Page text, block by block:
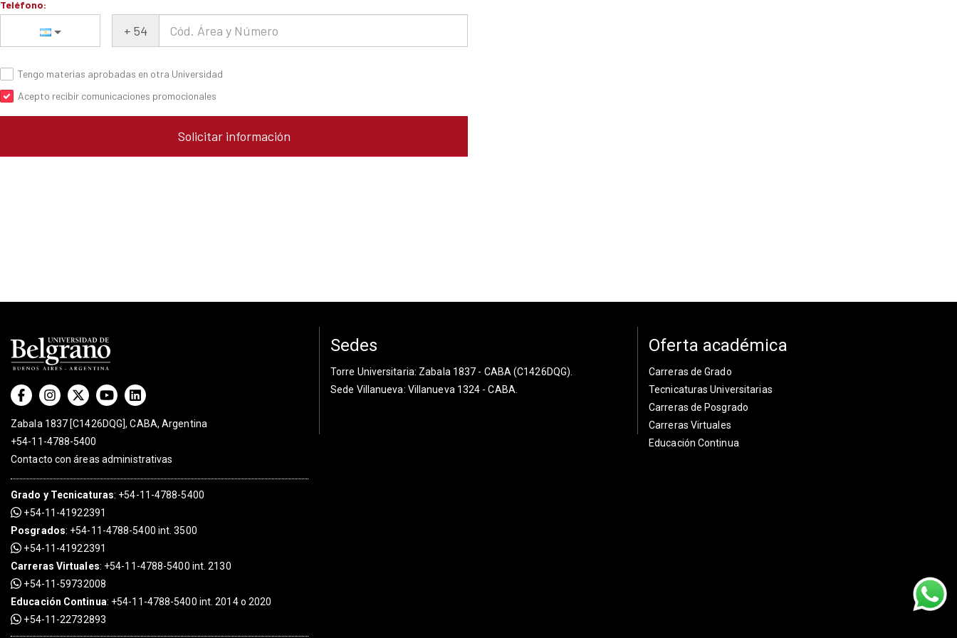
Zabala 1837 [C1426DQG], CABA, Argentina
+54-11-4788-5400
Contacto con áreas administrativas
Grado y Tecnicaturas: +54-11-4788-5400
+54-11-41922391
Posgrados: +54-11-4788-5400 int. 3500
+54-11-41922391
Carreras Virtuales: +54-11-4788-5400 int. 2130
+54-11-59732008
Educación Continua: +54-11-4788-5400 int. 2014 o 2020
+54-11-22732893
Sedes
Torre Universitaria: Zabala 1837 - CABA (C1426DQG).
Sede Villanueva: Villanueva 1324 - CABA.
Oferta académica
Carreras de Grado
Tecnicaturas Universitarias
Carreras de Posgrado
Carreras Virtuales
Educación Continua